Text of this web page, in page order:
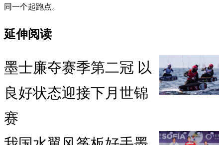
同一个起跑点。
延伸阅读
墨士廉夺赛季第二冠 以
良好状态迎接下月世锦
赛